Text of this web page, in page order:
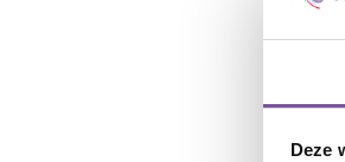
Deze